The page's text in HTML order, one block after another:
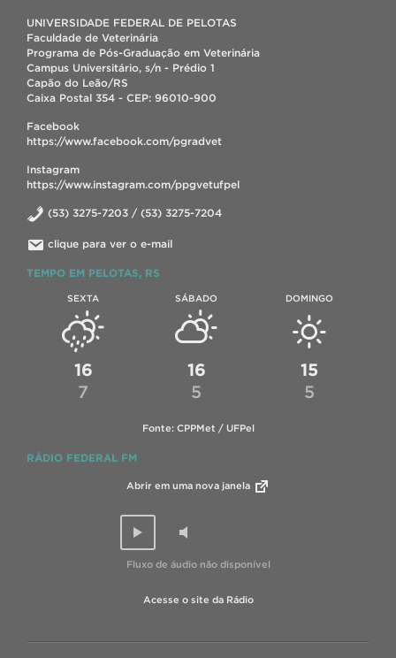
UNIVERSIDADE FEDERAL DE PELOTAS
Faculdade de Veterinária
Programa de Pós-Graduação em Veterinária
Campus Universitário, s/n - Prédio 1
Capão do Leão/RS
Caixa Postal 354 - CEP: 96010-900
Facebook
https://www.facebook.com/pgradvet
Instagram
https://www.instagram.com/ppgvetufpel
(53) 3275-7203 / (53) 3275-7204
clique para ver o e-mail
TEMPO EM PELOTAS, RS
SEXTA
16
7
SÁBADO
16
5
DOMINGO
15
5
Fonte: CPPMet / UFPel
RÁDIO FEDERAL FM
Abrir em uma nova janela
Fluxo de áudio não disponível
Acesse o site da Rádio